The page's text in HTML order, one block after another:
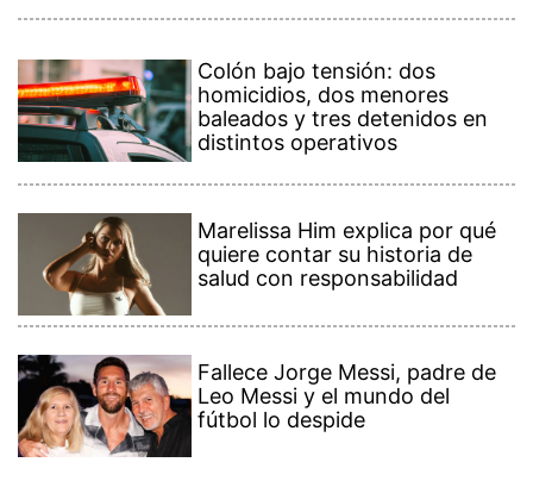
Colón bajo tensión: dos
homicidios, dos menores
baleados y tres detenidos en
distintos operativos
Marelissa Him explica por qué
quiere contar su historia de
salud con responsabilidad
Fallece Jorge Messi, padre de
Leo Messi y el mundo del
fútbol lo despide